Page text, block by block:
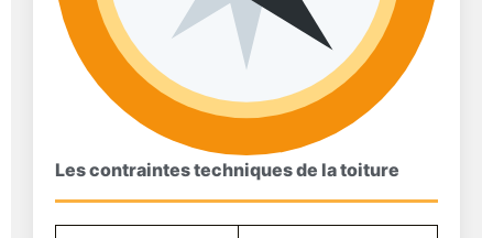
Les contraintes techniques de la toiture